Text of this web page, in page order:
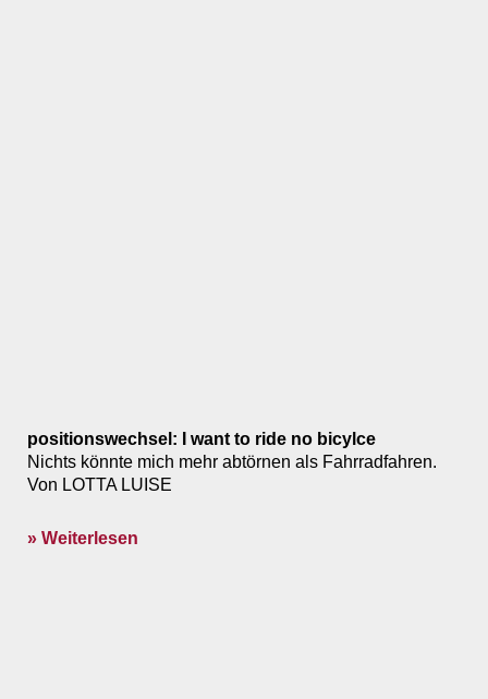
positionswechsel: I want to ride no bicylce
Nichts könnte mich mehr abtörnen als Fahrradfahren.
Von LOTTA LUISE
» Weiterlesen